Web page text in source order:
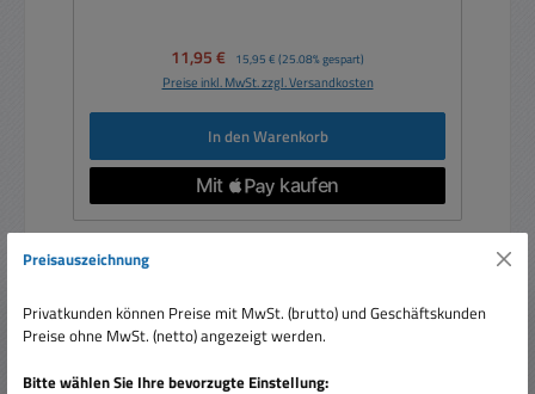
Verkaufspreis:
11,95 € Regulärer Preis:
15,95 € (25.08% gespart)
Preise inkl. MwSt. zzgl. Versandkosten
In den Warenkorb
Preisauszeichnung
Privatkunden können Preise mit MwSt. (brutto) und Geschäftskunden
Preise ohne MwSt. (netto) angezeigt werden.
Bitte wählen Sie Ihre bevorzugte Einstellung: